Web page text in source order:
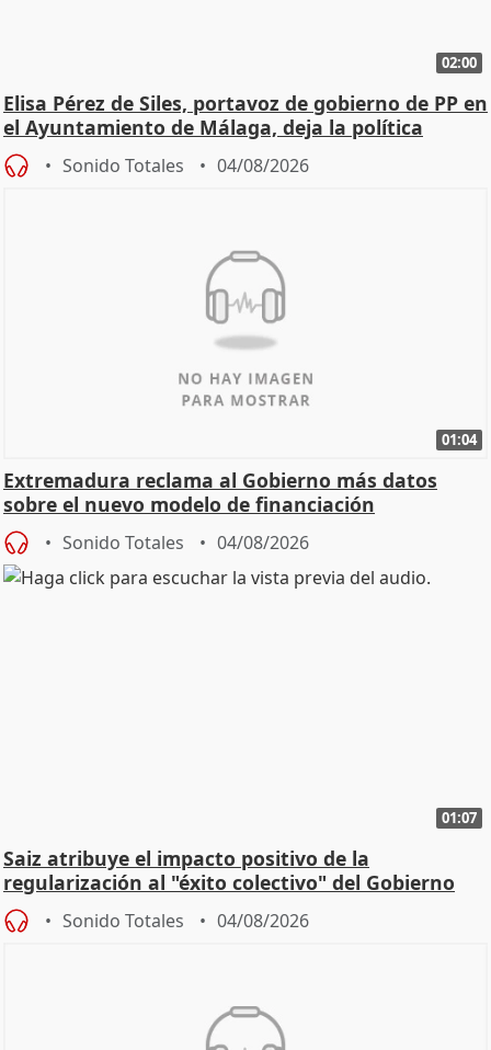
02:00
Elisa Pérez de Siles, portavoz de gobierno de PP en
el Ayuntamiento de Málaga, deja la política
Sonido Totales 04/08/2026
01:04
Extremadura reclama al Gobierno más datos
sobre el nuevo modelo de financiación
Sonido Totales 04/08/2026
01:07
Saiz atribuye el impacto positivo de la
regularización al "éxito colectivo" del Gobierno
Sonido Totales 04/08/2026